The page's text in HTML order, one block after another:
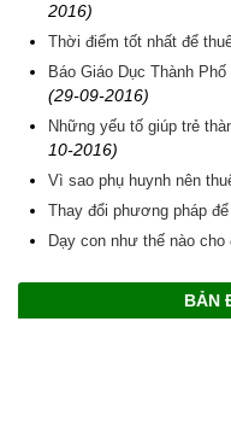
2016)
Thời điểm tốt nhất để
Báo Giáo Dục Thành
(29-09-2016)
Những yếu tố giúp trẻ
10-2016)
Vì sao phụ huynh nên
Thay đổi phương pháp
Dạy con như thế nào cho
BẢN